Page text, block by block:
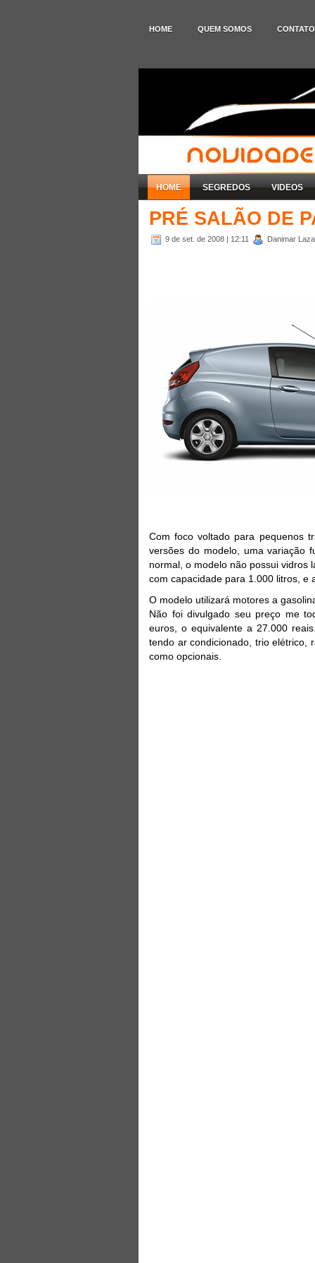
HOME QUEM SOMOS CONTATO
HOME SEGREDOS VIDEOS
PRÉ SALÃO DE
9 de set. de 2008 | 12:11 Danimar
Com foco voltado para pequenos
versões do modelo, uma variação
normal, o modelo não possui vidros
com capacidade para 1.000 litros, e
O modelo utilizará motores a
Não foi divulgado seu preço me
euros, o equivalente a 27.000
tendo ar condicionado, trio elétrico,
como opcionais.